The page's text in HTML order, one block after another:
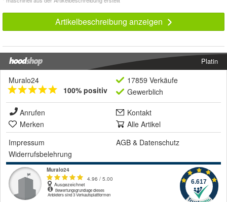
Artikelbeschreibung anzeigen
Platin
Muralo24
100% positiv
17859 Verkäufe
Gewerblich
Anrufen
Kontakt
Merken
Alle Artikel
Impressum
AGB & Datenschutz
Widerrufsbelehrung